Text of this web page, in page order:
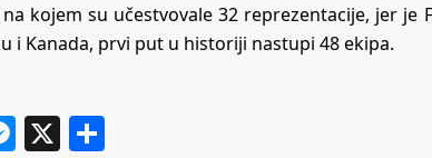
kojem su učestvovale 32 reprezentacije, jer je
i Kanada, prvi put u historiji nastupi 48 ekipa.
Messenger
X